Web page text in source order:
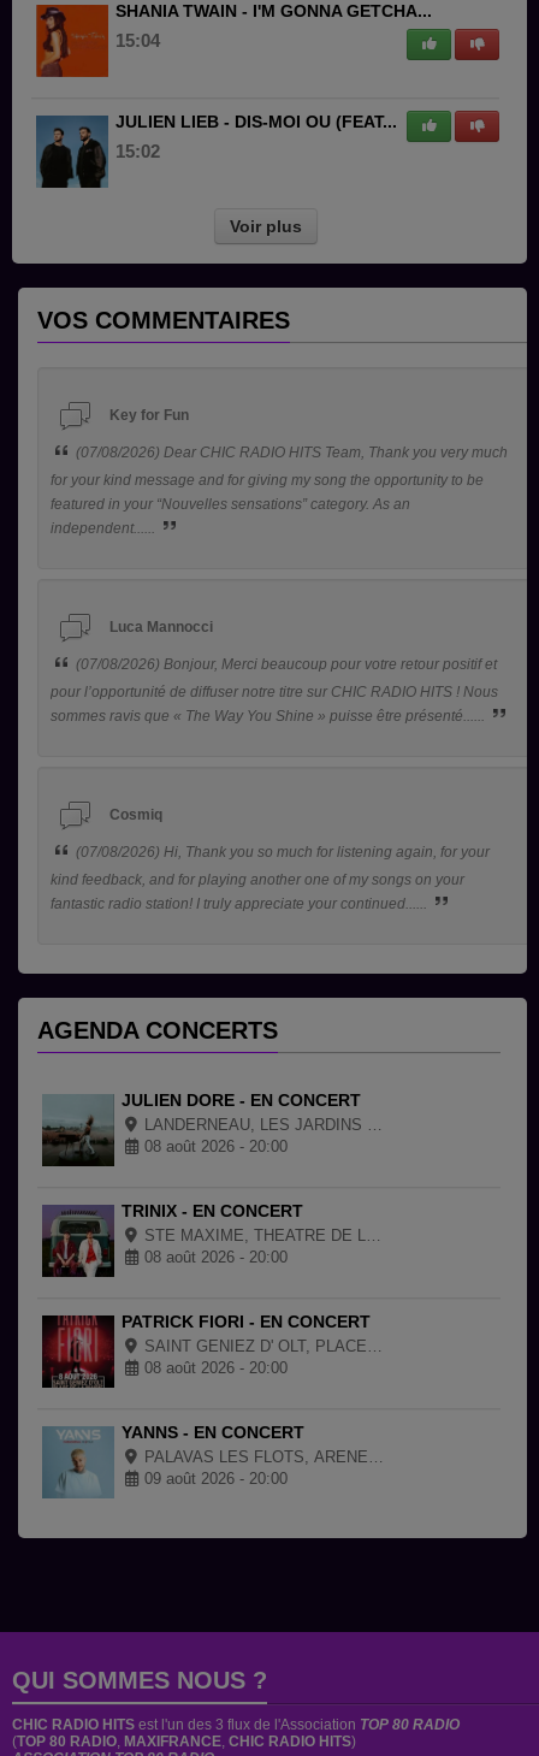
SHANIA TWAIN - I'M GONNA GETCHA...
15:04
JULIEN LIEB - DIS-MOI OU (FEAT...
15:02
Voir plus
VOS COMMENTAIRES
Key for Fun
(07/08/2026) Dear CHIC RADIO HITS Team, Thank you very much
for your kind message and for giving my song the opportunity to be
featured in your “Nouvelles sensations” category. As an
independent......
Luca Mannocci
(07/08/2026) Bonjour, Merci beaucoup pour votre retour positif et
pour l’opportunité de diffuser notre titre sur CHIC RADIO HITS ! Nous
sommes ravis que « The Way You Shine » puisse être présenté......
Cosmiq
(07/08/2026) Hi, Thank you so much for listening again, for your
kind feedback, and for playing another one of my songs on your
fantastic radio station! I truly appreciate your continued......
AGENDA CONCERTS
JULIEN DORE - EN CONCERT
LANDERNEAU, LES JARDINS DE LA PALUD
08 août 2026 - 20:00
TRINIX - EN CONCERT
STE MAXIME, THEATRE DE LA MER
08 août 2026 - 20:00
PATRICK FIORI - EN CONCERT
SAINT GENIEZ D' OLT, PLACE DE LA MAIRIE
08 août 2026 - 20:00
YANNS - EN CONCERT
PALAVAS LES FLOTS, ARENES DE PALAVAS
09 août 2026 - 20:00
QUI SOMMES NOUS ?
CHIC RADIO HITS est l'un des 3 flux de l'Association TOP 80 RADIO
(TOP 80 RADIO, MAXIFRANCE, CHIC RADIO HITS)